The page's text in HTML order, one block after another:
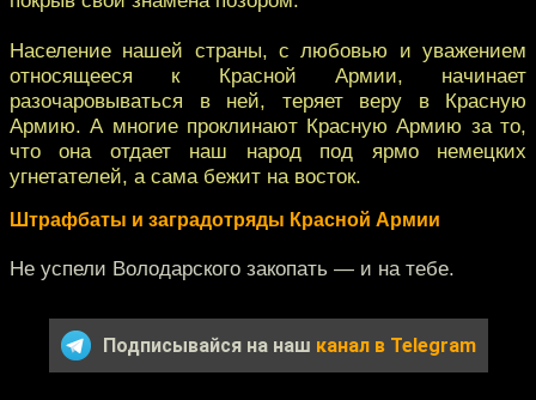
Население нашей страны, с любовью и уважением
относящееся к Красной Армии, начинает
разочаровываться в ней, теряет веру в Красную
Армию. А многие проклинают Красную Армию за то,
что она отдает наш народ под ярмо немецких
угнетателей, а сама бежит на восток.
Штрафбаты и заградотряды Красной Армии
Не успели Володарского закопать — и на тебе.
Подписывайся на наш канал в Telegram